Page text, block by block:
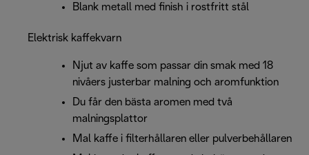
Blank metall med finish i rostfritt stål
Elektrisk kaffekvarn
Njut av kaffe som passar din smak med 18
nivåers justerbar malning och aromfunktion
Du får den bästa aromen med två
malningsplattor
Mal kaffe i filterhållaren eller pulverbehållaren